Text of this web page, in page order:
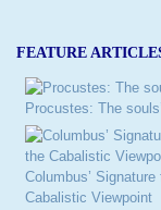
FEATURE
Procustes: The
Columbus’
Cabalistic Viewpoint